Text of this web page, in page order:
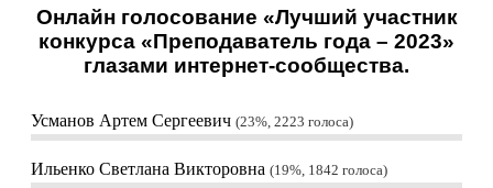
Онлайн голосование «Лучший участник
конкурса «Преподаватель года – 2023»
глазами интернет-сообщества.
Усманов Артем Сергеевич 23%, 2223 голоса
Ильенко Светлана Викторовна 19%, 1842 голоса